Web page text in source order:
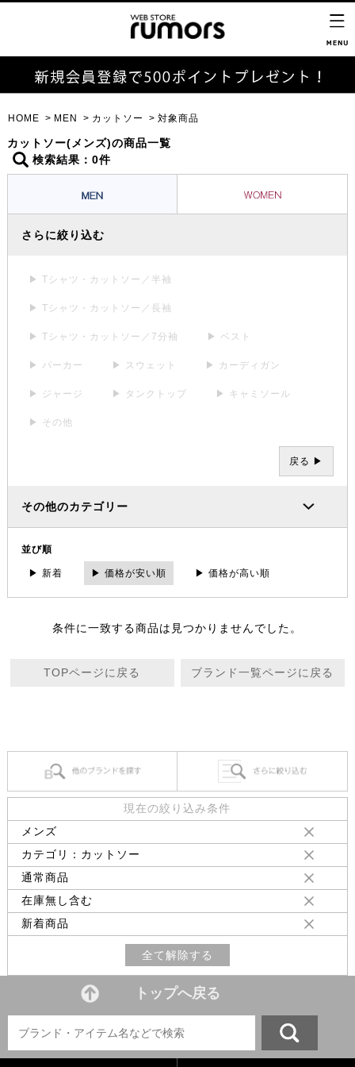
HOME MEN カットソー 対象商品
カットソー(メンズ)の商品一覧
検索結果：0件
さらに絞り込む
▶ Tシャツ・カットソー／半袖
▶ Tシャツ・カットソー／長袖
▶ Tシャツ・カットソー／7分袖 ▶ ベスト
▶ パーカー ▶ スウェット ▶ カーディガン
▶ ジャージ ▶ タンクトップ ▶ キャミソール
▶ その他
戻る ▶
その他のカテゴリー
並び順
▶ 新着 ▶ 価格が安い順 ▶ 価格が高い順
条件に一致する商品は見つかりませんでした。
TOPページに戻る ブランド一覧ページに戻る
現在の絞り込み条件
メンズ
カテゴリ：カットソー
通常商品
在庫無し含む
新着商品
全て解除する
トップへ戻る